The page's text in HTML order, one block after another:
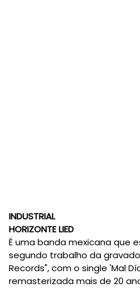
INDUSTRIAL
HORIZONTE LIED
É uma banda mexicana que
segundo trabalho da
Records", com o single 'Mal
remasterizada mais de 20